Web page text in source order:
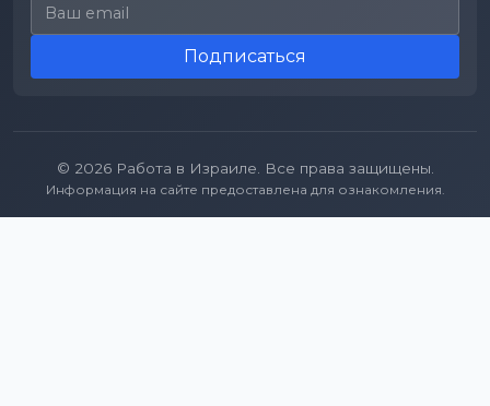
Подписаться
© 2026 Работа в Израиле. Все права защищены.
Информация на сайте предоставлена для ознакомления.